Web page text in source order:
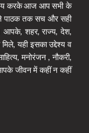
तय करके आज आप सभी के
पाठक तक सच और सही
आपके, शहर, राज्य, देश,
यही इसका उद्देश्य व
मनोरंजन , नौकरी,
जीवन में कहीं न कहीं